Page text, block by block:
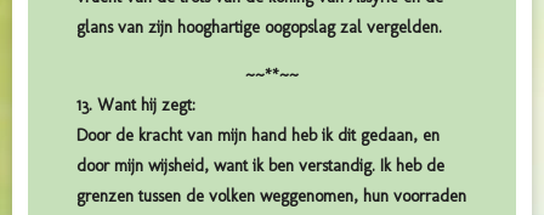
glans van zijn hooghartige oogopslag zal vergelden.
~~**~~
13. Want hij zegt:
Door de kracht van mijn hand heb ik dit gedaan, en
door mijn wijsheid, want ik ben verstandig. Ik heb de
grenzen tussen de volken weggenomen, hun voorraden